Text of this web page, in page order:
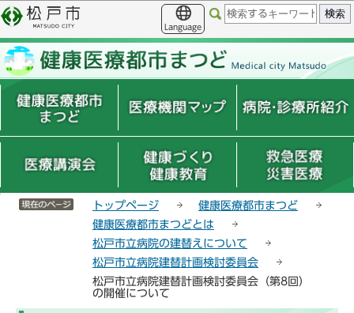
こ
の
ペ
ー
ジ
頭
サ
イ
ト
メ
ニ
こ
このページの本文へ移動
Language
サイトメニューここまで
トップページ
健康医療都市まつど
健康医療都市まつどとは
松戸市立病院の建替えについて
松戸市立病院建替計画検討委員会
松戸市立病院建替計画検討委員会（第8回）
の開催について